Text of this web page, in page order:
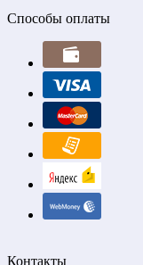
Способы оплаты
Контакты